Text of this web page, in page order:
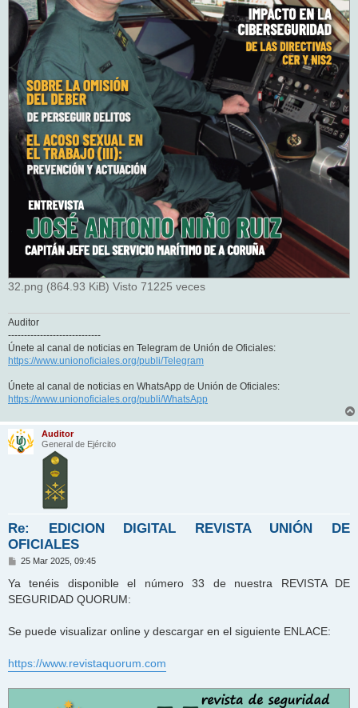
32.png (864.93 KiB) Visto 71225 veces
Auditor
-----------------------------
Únete al canal de noticias en Telegram de Unión de Oficiales:
https://www.unionoficiales.org/publi/Telegram
Únete al canal de noticias en WhatsApp de Unión de Oficiales:
https://www.unionoficiales.org/publi/WhatsApp
Auditor
General de Ejército
Re: EDICION DIGITAL REVISTA UNIÓN DE
OFICIALES
M
n
a
25 Mar 2025, 09:45
Ya tenéis disponible el número 33 de nuestra REVISTA DE
SEGURIDAD QUORUM:
Se puede visualizar online y descargar en el siguiente ENLACE:
https://www.revistaquorum.com